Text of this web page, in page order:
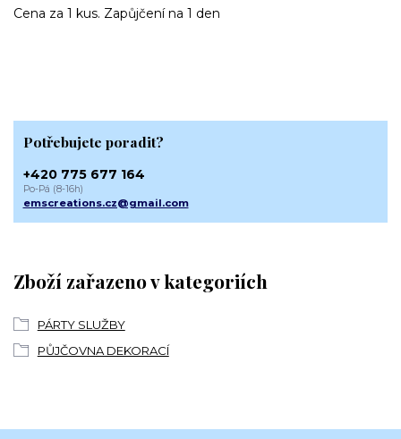
Cena za 1 kus. Zapůjčení na 1 den
Zboží zařazeno v kategoriích
PÁRTY SLUŽBY
PŮJČOVNA DEKORACÍ
Potřebujete poradit?
+420 775 677 164
Po-Pá (8-16h)
emscreations.cz@gmail.com